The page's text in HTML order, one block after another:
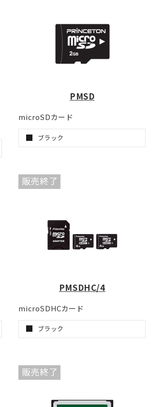
PMSD
microSDカード
ブラック
販売終了
PMSDHC/4
microSDHCカード
ブラック
販売終了